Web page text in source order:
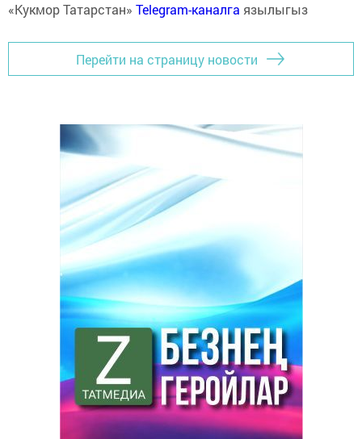
«Кукмор Татарстан» Telegram-каналга язылыгыз
Перейти на страницу новости